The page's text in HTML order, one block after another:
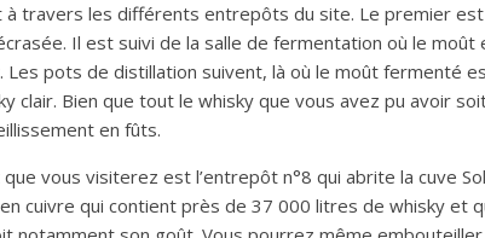
à travers les différents entrepôts du site. Le premier
Il est suivi de la salle de fermentation où le
Les pots de distillation suivent, là où le moût fermenté
clair. Bien que tout le whisky que vous avez pu avoir
en fûts.
vous visiterez est l’entrepôt n°8 qui abrite la cuve
cuivre qui contient près de 37 000 litres de whisky et